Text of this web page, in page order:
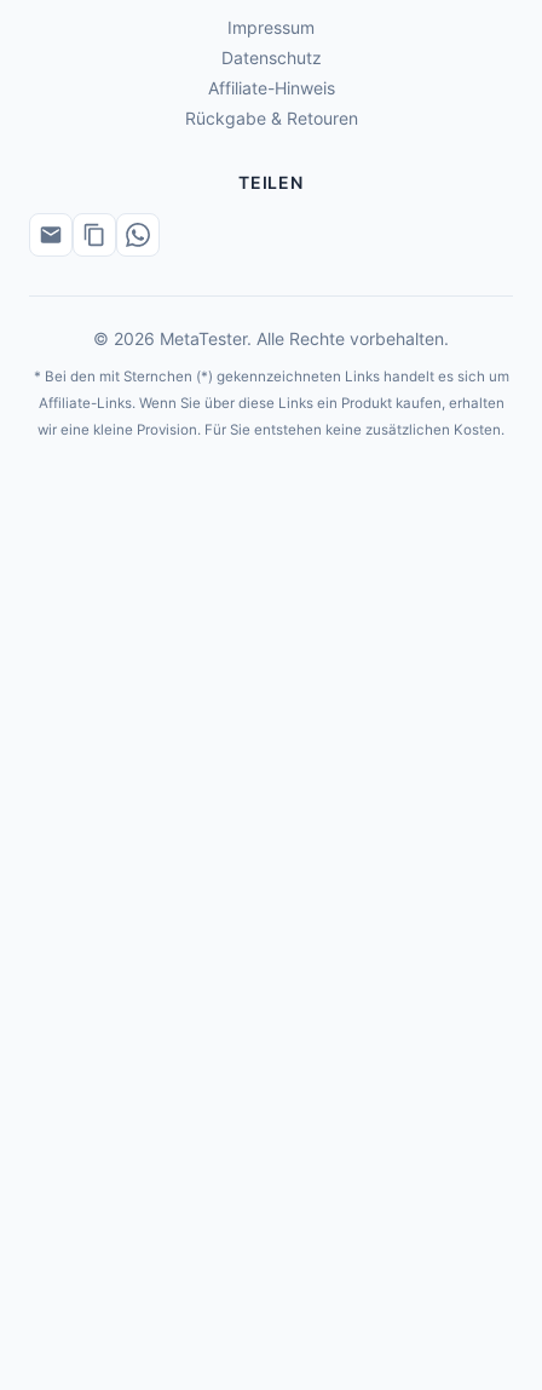
Impressum
Datenschutz
Affiliate-Hinweis
Rückgabe & Retouren
TEILEN
© 2026 MetaTester. Alle Rechte vorbehalten.
* Bei den mit Sternchen (*) gekennzeichneten Links handelt es sich um
Affiliate-Links. Wenn Sie über diese Links ein Produkt kaufen, erhalten
wir eine kleine Provision. Für Sie entstehen keine zusätzlichen Kosten.